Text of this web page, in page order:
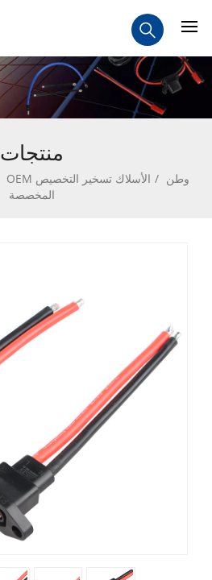
منتجات
وطن / OEM الأسلاك تسخير التخصيص
المخصصة